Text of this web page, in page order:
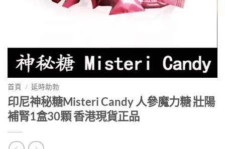
首頁 / 延時助勃
印尼神秘糖Misteri Candy 人參魔力糖 壯陽
補腎1盒30顆 香港現貨正品